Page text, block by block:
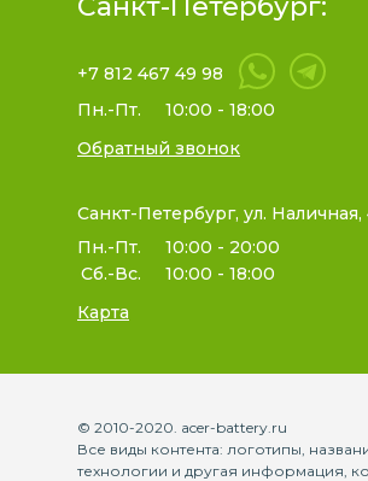
+7 812 467 49 98
Пн.-Пт.
10:00 - 18:00
Обратный звонок
Санкт-Петербург, ул. Наличная,
Пн.-Пт.
10:00 - 20:00
Сб.-Вс.
10:00 - 18:00
Карта
© 2010-2020. acer-battery.ru
Все виды контента: логотипы,
технологии и другая информация,